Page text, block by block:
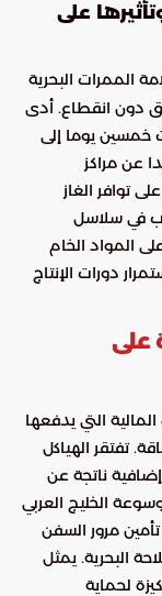
على
الممرات البحرية
دون انقطاع. أدى
خمسين يوما إلى
عن مراكز
توافر الغاز
في سلاسل
المواد الخام
دورات الإنتاج
على
التي يدفعها
تفتقر الهياكل
ناتجة عن
الخليج العربي
مرور السفن
البحرية. يمثل
لحماية